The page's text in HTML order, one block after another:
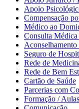
Apoio
Compensação
Médico ao
Consulta
Seguro de
Rede de
Rede de Bem
Cartão de Saúde
Parcerias com
Formação /